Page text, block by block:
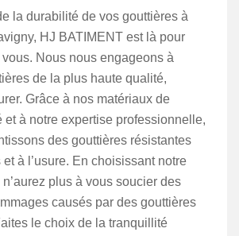
la durabilité de vos gouttières à
HJ BATIMENT est là pour
Nous nous engageons à
de la plus haute qualité,
Grâce à nos matériaux de
et à notre expertise professionnelle,
des gouttières résistantes
à l’usure. En choisissant notre
plus à vous soucier des
causés par des gouttières
le choix de la tranquillité